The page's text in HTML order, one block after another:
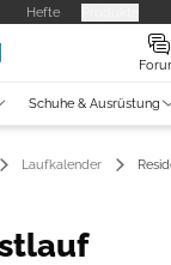
Hefte
Schuhe & Ausrüstung
Laufkalender